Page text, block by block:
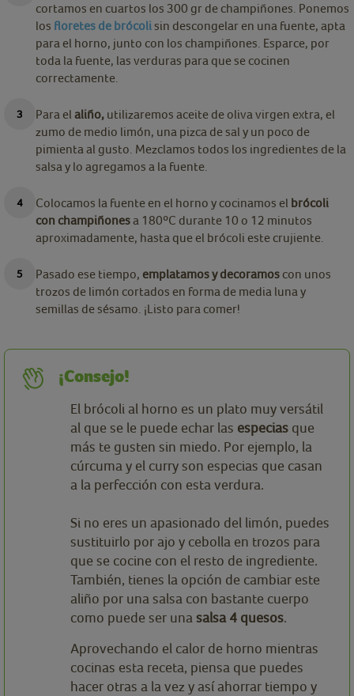
cortamos en cuartos los 300 gr de champiñones. Ponemos
los floretes de brócolisin descongelar en una fuente, apta
para el horno, junto con los champiñones. Esparce, por
toda la fuente, las verduras para que se cocinen
correctamente.
Para el aliño, utilizaremos aceite de oliva virgen extra, el
zumo de medio limón, una pizca de sal y un poco de
pimienta al gusto. Mezclamos todos los ingredientes de la
salsa y lo agregamos a la fuente.
Colocamos la fuente en el horno y cocinamos el brócoli
con champiñonesa 180ºC durante 10 o 12 minutos
aproximadamente, hasta que el brócoli este crujiente.
Pasado ese tiempo, emplatamos y decoramos con unos
trozos de limón cortados en forma de media luna y
semillas de sésamo. ¡Listo para comer!
¡Consejo!
El brócoli al horno es un plato muy versátil
al que se le puede echar las especias que
más te gusten sin miedo. Por ejemplo, la
cúrcuma y el curry son especias que casan
a la perfección con esta verdura.
Si no eres un apasionado del limón, puedes
sustituirlo por ajo y cebolla en trozos para
que se cocine con el resto de ingrediente.
También, tienes la opción de cambiar este
aliño por una salsa con bastante cuerpo
como puede ser una salsa 4 quesos.
Aprovechando el calor de horno mientras
cocinas esta receta, piensa que puedes
hacer otras a la vez y así ahorrar tiempo y